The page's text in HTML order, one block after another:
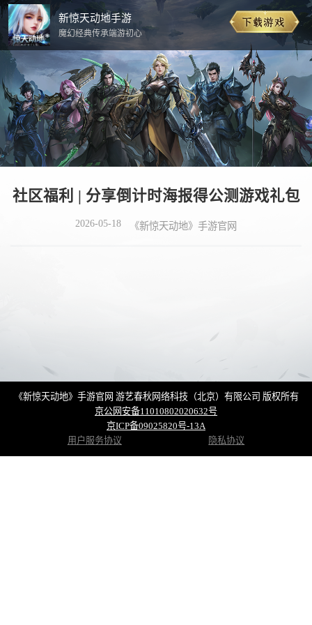
新惊天动地手游
魔幻经典传承端游初心
社区福利 | 分享倒计时海报得公测游戏礼包
2026-05-18 《新惊天动地》手游官网
《新惊天动地》手游官网 游艺春秋网络科技（北京）有限公司 版权所有
京公网安备11010802020632号
京ICP备09025820号-13A
用户服务协议
隐私协议